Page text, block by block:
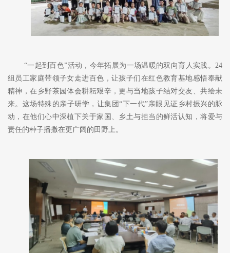
“一起到百色”活动，今年拓展为一场温暖的双向育人实践。24
组员工家庭带领子女走进百色，让孩子们 在红色教育基地感悟奉献
精神 ，在乡野茶园体会耕耘艰辛 ，更与当地孩子结对交友、共绘未
来。这场特殊的亲子研学，让集团“下一代”亲眼见证乡村振兴的脉
动，在他们心中深植下关于家国、乡土与担当的鲜活认知，将爱与
责任的种子播撒在更广阔的田野上。